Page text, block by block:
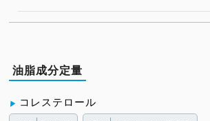
油脂成分定量
コレステロール